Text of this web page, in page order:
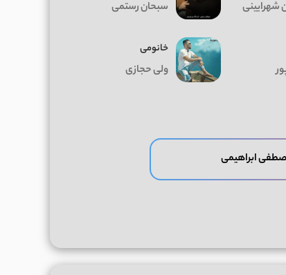
شهرایینی سبحان رستمی
خانومی
ولی حجازی
ابراهیمی